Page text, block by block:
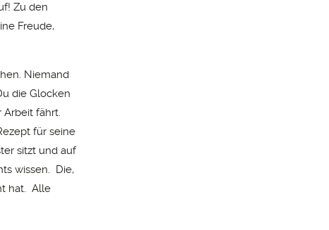
Zu den
Freude,
Niemand
die Glocken
fährt.
für seine
sitzt und auf
wissen. Die,
hat. Alle